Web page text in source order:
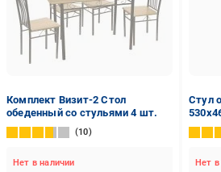
Комплект Визит-2 Стол
обеденный со стульями 4 шт.
10
Нет в наличии
Стул
бук
Нет в